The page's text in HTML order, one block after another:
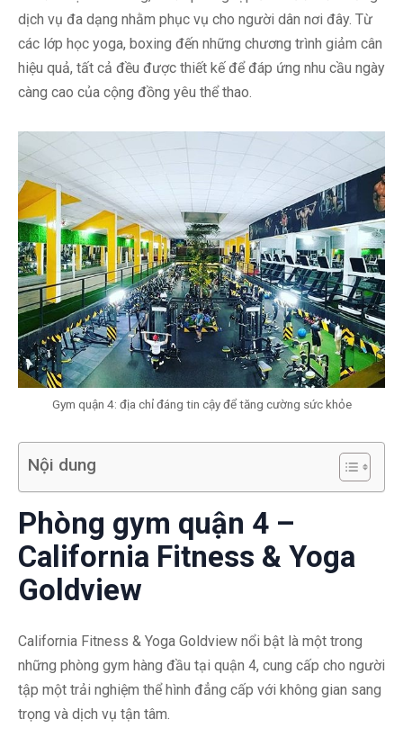
dịch vụ đa dạng nhằm phục vụ cho người dân nơi đây. Từ
các lớp học yoga, boxing đến những chương trình giảm cân
hiệu quả, tất cả đều được thiết kế để đáp ứng nhu cầu ngày
càng cao của cộng đồng yêu thể thao.
Gym quận 4: địa chỉ đáng tin cậy để tăng cường sức khỏe
Nội dung
Phòng gym quận 4 –
California Fitness & Yoga
Goldview
California Fitness & Yoga Goldview nổi bật là một trong
những phòng gym hàng đầu tại quận 4, cung cấp cho người
tập một trải nghiệm thể hình đẳng cấp với không gian sang
trọng và dịch vụ tận tâm.